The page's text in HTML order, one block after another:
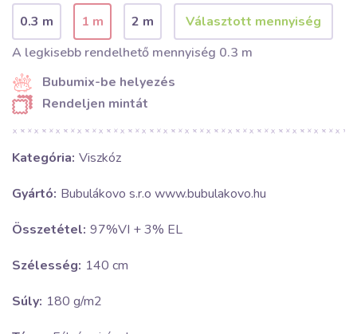
0.3 m 1 m
2 m
A legkisebb rendelhető mennyiség 0.3 m
Bubumix-be helyezés
Rendeljen mintát
Kategória: Viszkóz
Gyártó: Bubulákovo s.r.o www.bubulakovo.hu
Összetétel: 97%VI + 3% EL
Szélesség: 140 cm
Súly: 180 g/m2